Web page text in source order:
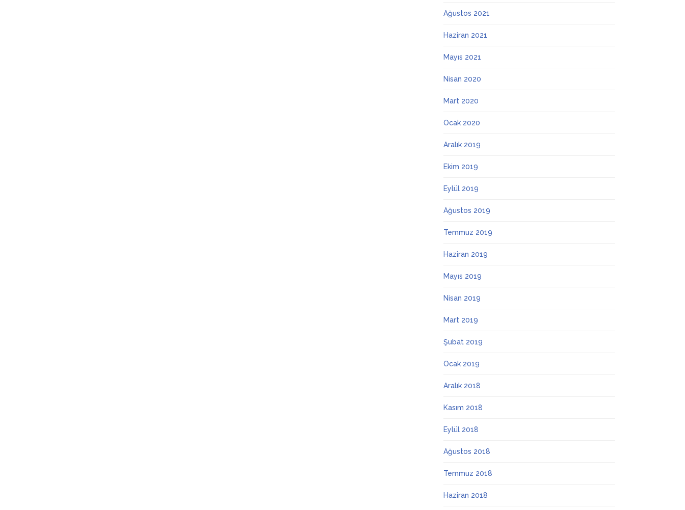
Ağustos 2021
Haziran 2021
Mayıs 2021
Nisan 2020
Mart 2020
Ocak 2020
Aralık 2019
Ekim 2019
Eylül 2019
Ağustos 2019
Temmuz 2019
Haziran 2019
Mayıs 2019
Nisan 2019
Mart 2019
Şubat 2019
Ocak 2019
Aralık 2018
Kasım 2018
Eylül 2018
Ağustos 2018
Temmuz 2018
Haziran 2018